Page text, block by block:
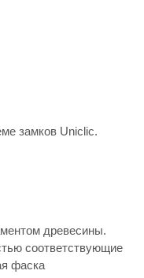
замков Uniclic.
древесины.
соответствующие
фаска